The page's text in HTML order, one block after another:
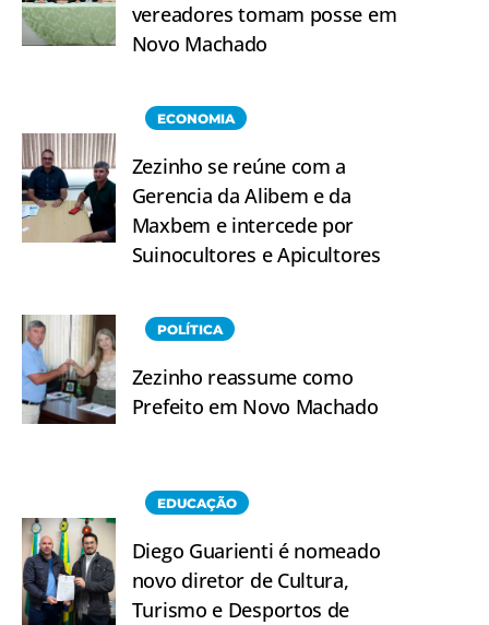
vereadores tomam posse em
Novo Machado
ECONOMIA
Zezinho se reúne com a
Gerencia da Alibem e da
Maxbem e intercede por
Suinocultores e Apicultores
POLÍTICA
Zezinho reassume como
Prefeito em Novo Machado
EDUCAÇÃO
Diego Guarienti é nomeado
novo diretor de Cultura,
Turismo e Desportos de